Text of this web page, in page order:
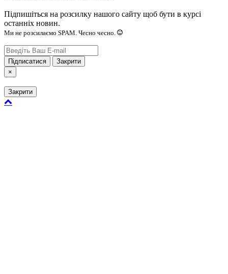
Підпишіться на розсилку нашого сайту щоб бути в курсі
останніх новин.
Ми не розсилаємо SPAM. Чесно чесно.
Підписатися
Закрити
×
Закрити